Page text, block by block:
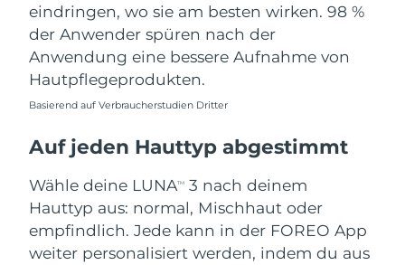
eindringen, wo sie am besten wirken. 98 %
der Anwender spüren nach der
Anwendung eine bessere Aufnahme von
Hautpflegeprodukten.
Basierend auf Verbraucherstudien Dritter
Auf jeden Hauttyp abgestimmt
Wähle deine LUNATM
3 nach deinem
Hauttyp aus: normal, Mischhaut oder
empfindlich. Jede kann in der FOREO App
weiter personalisiert werden, indem du aus